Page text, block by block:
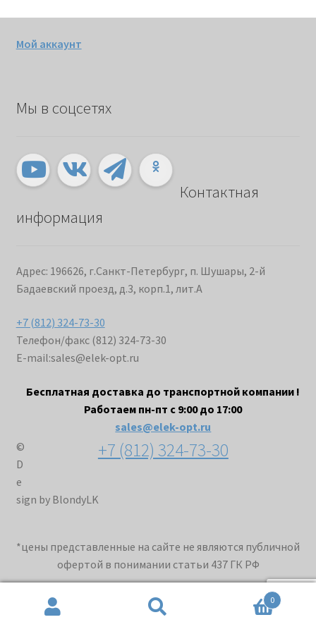
Мой аккаунт
Мы в соцсетях
Контактная
информация
Адрес: 196626, г.Санкт-Петербург, п. Шушары, 2-й
Бадаевский проезд, д.3, корп.1, лит.А
+7 (812) 324-73-30
Телефон/факс (812) 324-73-30
E-mail:sales@elek-opt.ru
Бесплатная доставка до транспортной компании !
Работаем пн-пт с 9:00 до 17:00
sales@elek-opt.ru
+7 (812) 324-73-30
©
D
e
sign by BlondyLK
0
*цены представленные на сайте не являются публичной
офертой в понимании статьи 437 ГК РФ